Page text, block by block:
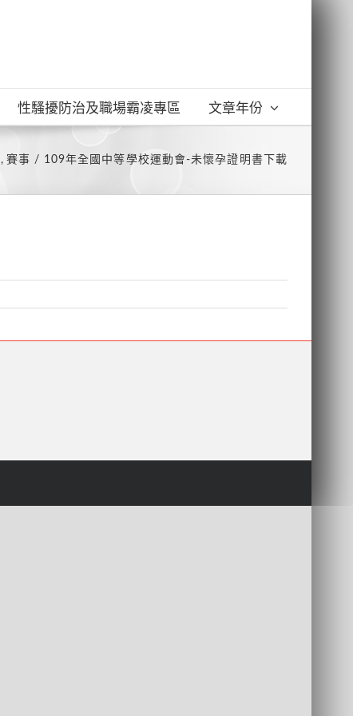
性騷擾防治及職場霸凌專區 文章年份
賽事 109年全國中等學校運動會-未懷孕證明書下載